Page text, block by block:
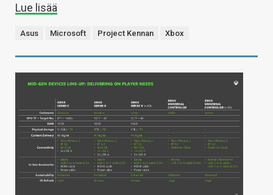
Lue lisää
Asus Microsoft Project Kennan Xbox